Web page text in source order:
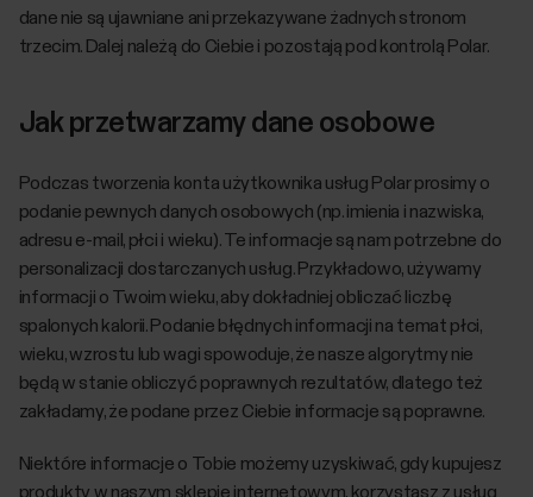
dane nie są ujawniane ani przekazywane żadnych stronom
trzecim. Dalej należą do Ciebie i pozostają pod kontrolą Polar.
Jak przetwarzamy dane osobowe
Podczas tworzenia konta użytkownika usług Polar prosimy o
podanie pewnych danych osobowych (np. imienia i nazwiska,
adresu e-mail, płci i wieku). Te informacje są nam potrzebne do
personalizacji dostarczanych usług. Przykładowo, używamy
informacji o Twoim wieku, aby dokładniej obliczać liczbę
spalonych kalorii. Podanie błędnych informacji na temat płci,
wieku, wzrostu lub wagi spowoduje, że nasze algorytmy nie
będą w stanie obliczyć poprawnych rezultatów, dlatego też
zakładamy, że podane przez Ciebie informacje są poprawne.
Niektóre informacje o Tobie możemy uzyskiwać, gdy kupujesz
produkty w naszym sklepie internetowym, korzystasz z usług